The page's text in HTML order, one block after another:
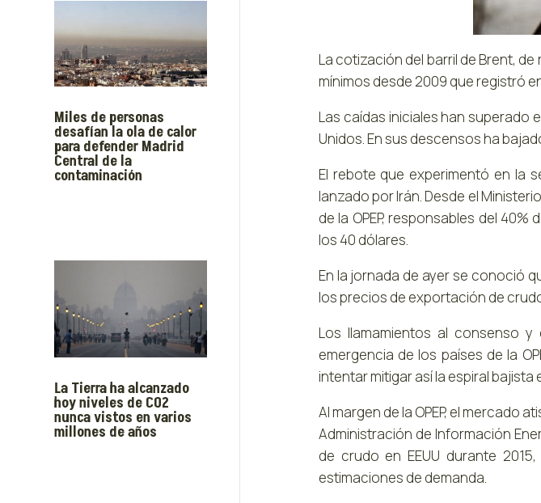
Miles de personas
desafían la ola de calor
para defender Madrid
Central de la
contaminación
La Tierra ha alcanzado
hoy niveles de CO2
nunca vistos en varios
millones de años
La cotización del barril de Brent,
mínimos desde 2009 que registró
Las caídas iniciales han superado
Unidos. En sus descensos ha
El rebote que experimentó en la
lanzado por Irán. Desde el
de la OPEP, responsables del
los 40 dólares.
En la jornada de ayer se conoció
los precios de exportación de
Los llamamientos al consenso
emergencia de los países de la
intentar mitigar así la espiral
Al margen de la OPEP, el mercado
Administración de Información
de crudo en EEUU durante
estimaciones de demanda.